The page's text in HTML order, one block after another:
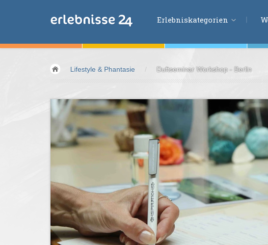
Erlebniskategorien
Fliegen &Gleiten
Abenteuer &
Fitness
Essen &
Trinken
Wellness &
Gesundheit
Wasser &Wind
Lifestyle &Phantasie
Kids &Family
Übernachtungen
Lifestyle & Phantasie / Duftseminar Workshop - Berlin